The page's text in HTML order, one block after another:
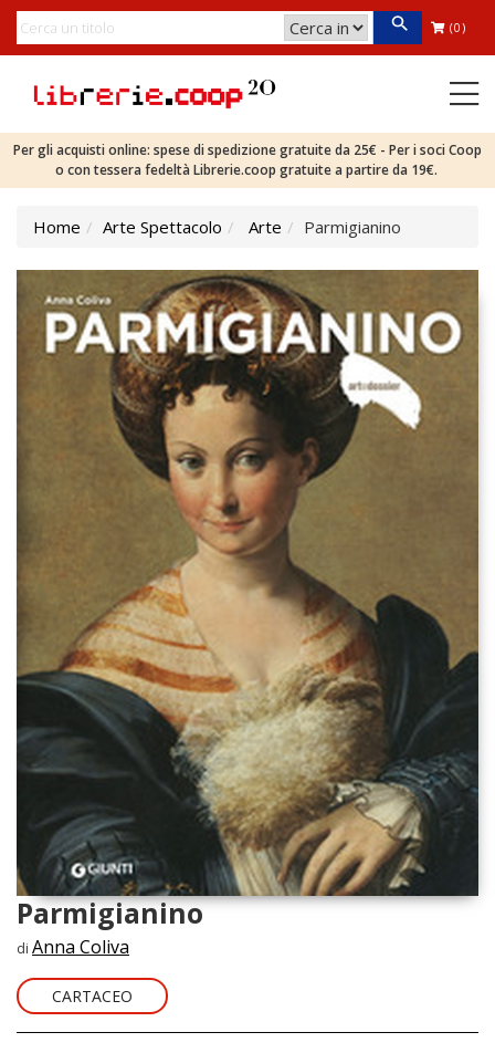
(0)
Per gli acquisti online: spese di spedizione gratuite da 25€ - Per i soci Coop
o con tessera fedeltà Librerie.coop gratuite a partire da 19€.
Home Arte Spettacolo Arte Parmigianino
Parmigianino
di Anna Coliva
CARTACEO